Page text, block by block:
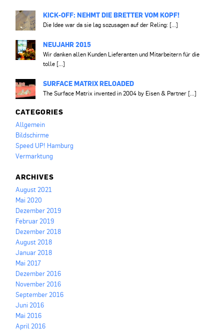
KICK-OFF: NEHMT DIE BRETTER VOM KOPF!
Die Idee war da sie lag sozusagen auf der Reling: [...]
NEUJAHR 2015
Wir danken allen Kunden Lieferanten und Mitarbeitern für die
tolle [...]
SURFACE MATRIX RELOADED
The Surface Matrix invented in 2004 by Eisen & Partner [...]
CATEGORIES
Allgemein
Bildschirme
Speed UP! Hamburg
Vermarktung
ARCHIVES
August 2021
Mai 2020
Dezember 2019
Februar 2019
Dezember 2018
August 2018
Januar 2018
Mai 2017
Dezember 2016
November 2016
September 2016
Juni 2016
Mai 2016
April 2016